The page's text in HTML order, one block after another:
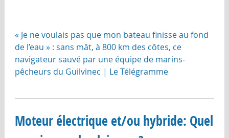
« Je ne voulais pas que mon bateau finisse au fond
de l’eau » : sans mât, à 800 km des côtes, ce
navigateur sauvé par une équipe de marins-
pêcheurs du Guilvinec | Le Télégramme
Moteur électrique et/ou hybride: Quel